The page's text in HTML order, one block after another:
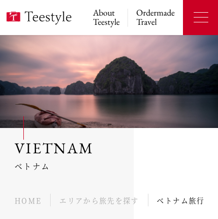
About
Teestyle
Ordermade
Travel
VIETNAM
ベトナム
HOME エリアから旅先を探す ベトナム旅行